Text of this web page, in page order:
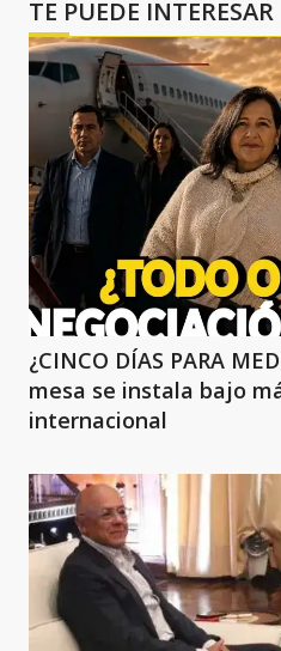
TE PUEDE INTERESAR
¿CINCO DÍAS PARA
mesa se instala bajo
internacional